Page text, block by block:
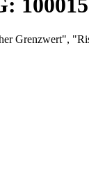
Grenzwert",